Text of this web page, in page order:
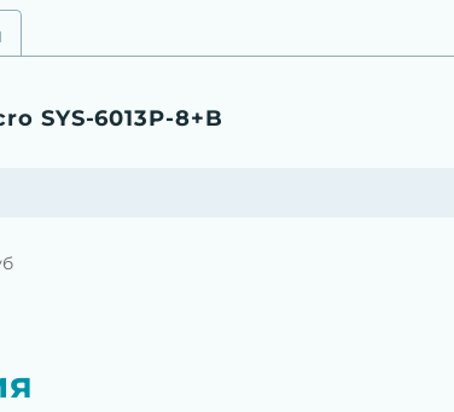
SYS-6013P-8+B